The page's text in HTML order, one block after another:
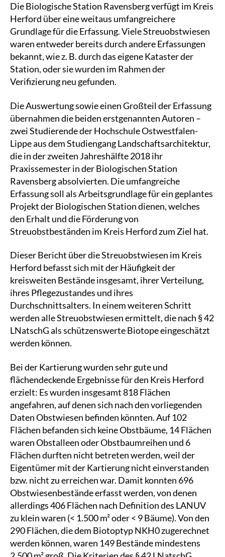
Die Biologische Station Ravensberg verfügt im Kreis
Herford über eine weitaus umfangreichere
Grundlage für die Erfassung. Viele Streuobstwiesen
waren entweder bereits durch andere Erfassungen
bekannt, wie z. B. durch das eigene Kataster der
Station, oder sie wurden im Rahmen der
Verifizierung neu gefunden.
Die Auswertung sowie einen Großteil der Erfassung
übernahmen die beiden erstgenannten Autoren –
zwei Studierende der Hochschule Ostwestfalen-
Lippe aus dem Studiengang Landschaftsarchitektur,
die in der zweiten Jahreshälfte 2018 ihr
Praxissemester in der Biologischen Station
Ravensberg absolvierten. Die umfangreiche
Erfassung soll als Arbeitsgrundlage für ein geplantes
Projekt der Biologischen Station dienen, welches
den Erhalt und die Förderung von
Streuobstbeständen im Kreis Herford zum Ziel hat.
Dieser Bericht über die Streuobstwiesen im Kreis
Herford befasst sich mit der Häufigkeit der
kreisweiten Bestände insgesamt, ihrer Verteilung,
ihres Pflegezustandes und ihres
Durchschnittsalters. In einem weiteren Schritt
werden alle Streuobstwiesen ermittelt, die nach § 42
LNatschG als schützenswerte Biotope eingeschätzt
werden können.
Bei der Kartierung wurden sehr gute und
flächendeckende Ergebnisse für den Kreis Herford
erzielt: Es wurden insgesamt 818 Flächen
angefahren, auf denen sich nach den vorliegenden
Daten Obstwiesen befinden könnten. Auf 102
Flächen befanden sich keine Obstbäume, 14 Flächen
waren Obstalleen oder Obstbaumreihen und 6
Flächen durften nicht betreten werden, weil der
Eigentümer mit der Kartierung nicht einverstanden
bzw. nicht zu erreichen war. Damit konnten 696
Obstwiesenbestände erfasst werden, von denen
allerdings 406 Flächen nach Definition des LANUV
zu klein waren (< 1.500 m² oder < 9 Bäume). Von den
290 Flächen, die dem Biotoptyp NKH0 zugerechnet
werden können, waren 149 Bestände mindestens